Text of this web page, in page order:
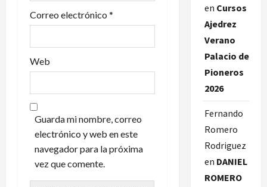
d
s
Correo electrónico *
Web
Guarda mi nombre, correo
electrónico y web en este
navegador para la próxima
vez que comente.
en Cursos
Ajedrez
Verano
Palacio de
Pioneros
2026
Fernando
Romero
Rodriguez
en DANIEL
ROMERO